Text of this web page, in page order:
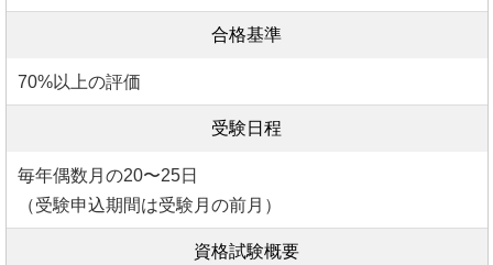
合格基準
70%以上の評価
受験日程
毎年偶数月の20〜25日
（受験申込期間は受験月の前月）
資格試験概要